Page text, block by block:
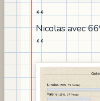
**
Nicolas avec
**